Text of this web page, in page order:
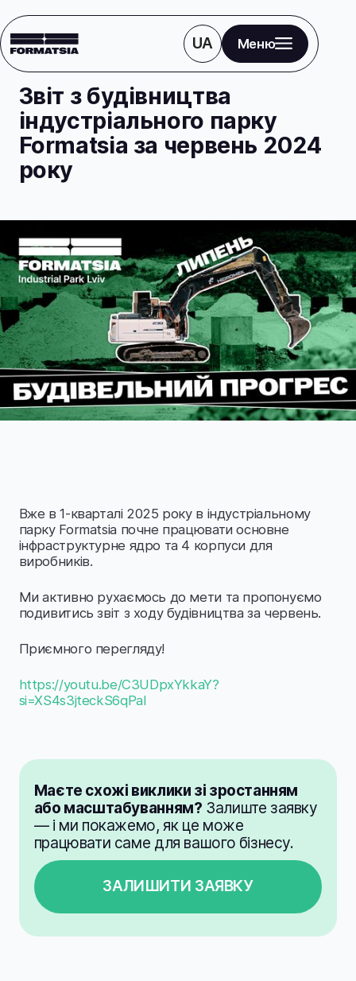
UA Меню
Блог Новини
Звіт з будівництва
індустріального парку
Formatsia за червень 2024
року
Вже в 1-кварталі 2025 року в індустріальному
парку Formatsia почне працювати основне
інфраструктурне ядро та 4 корпуси для
виробників.
Ми активно рухаємось до мети та пропонуємо
подивитись звіт з ходу будівництва за червень.
Приємного перегляду!
https://youtu.be/C3UDpxYkkaY?
si=XS4s3jteckS6qPal
Маєте схожі виклики зі зростанням
або масштабуванням? Залиште заявку
— і ми покажемо, як це може
працювати саме для вашого бізнесу.
ЗАЛИШИТИ ЗАЯВКУ